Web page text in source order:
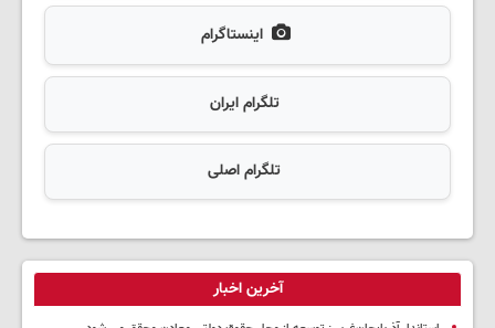
اینستاگرام
تلگرام ایران
تلگرام اصلی
آخرین اخبار